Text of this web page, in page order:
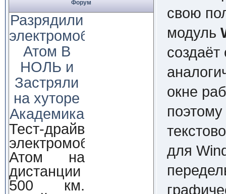
Форум
Разрядили
электромобиль
Атом В
НОЛЬ и
Застряли
на хуторе
Академика
Тест-драйв
электромобиля
Атом на
дистанции
500 км.
свою
модуль
окне
для